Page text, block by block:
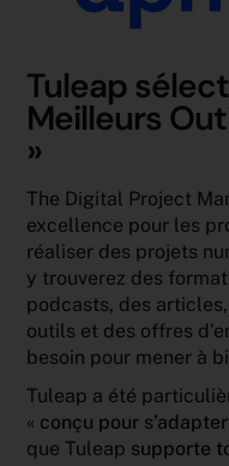
Tuleap
Meilleurs
»
The Digital Project
excellence pour les
réaliser des projets
y trouverez des
podcasts, des
outils et des offres
besoin pour mener à
Tuleap a été
« conçu pour s’adapter
que Tuleap supporte